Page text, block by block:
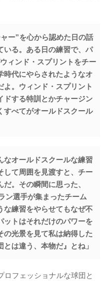
ー”を心から認めた日の話
いる。ある日の練習で、パ
ィンド・スプリントをチー
時代にやらされたようなオ
よ。ウィンド・スプリント
ドする特訓とかチャージン
すべてがオールドスクール
なオールドスクールな練習
して周囲を見渡すと、チー
。その瞬間に思った、
ン選手が集まったチーム
な練習をやらせてもなぜ不
ットはそれだけのパワーを
の光景を見て私は納得した
は違う、本物だ』とね」
ロフェッショナルな球団と